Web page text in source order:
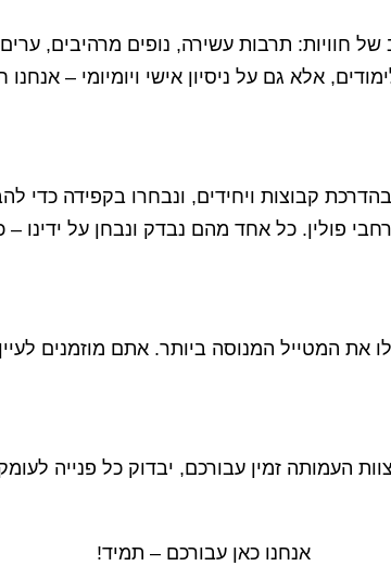
חוויות: תרבות עשירה, נופים מרהיבים, ערים
אלא גם על ניסיון אישי ויומיומי – אנחנו
קבוצות ויחידים, ונבחרו בקפידה כדי
פולין. כל אחד מהם נבדק ונבחן על ידינו –
את המטייל המנוסה ביותר. אתם מוזמנים לעיין
העמותה זמין עבורכם, יבדוק כל פנייה
אנחנו כאן עבורכם – תמיד!